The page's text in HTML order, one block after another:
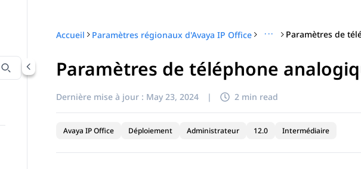
de navigation par titre
Accueil Paramètres régionaux d'Avaya IP Office ···
Paramètres de téléphone
Dernière mise à jour : May 23, 2024 | 2 min read
Avaya IP Office Déploiement Administrateur 12.0 Intermédiaire